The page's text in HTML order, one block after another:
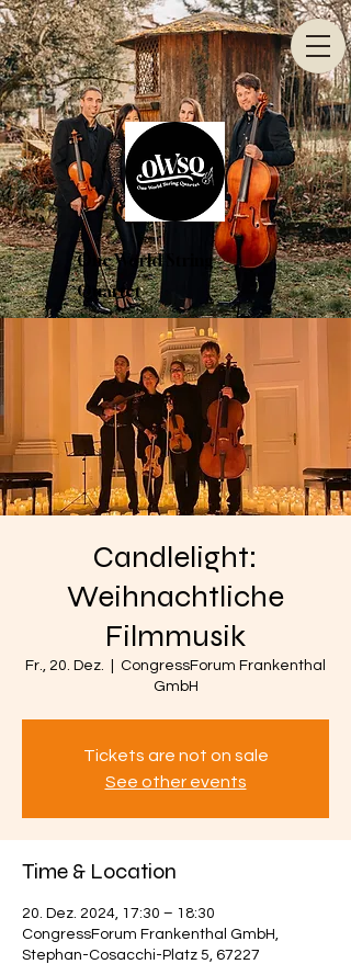
One World String
Quartet
Candlelight:
Weihnachtliche
Filmmusik
Fr., 20. Dez.
CongressForum Frankenthal
GmbH
Tickets are not on sale
See other events
Time & Location
20. Dez. 2024, 17:30 – 18:30
CongressForum Frankenthal GmbH,
Stephan-Cosacchi-Platz 5, 67227